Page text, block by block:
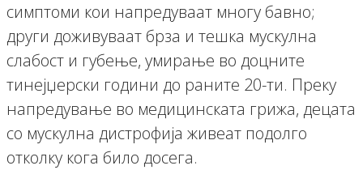
симптоми кои напредуваат многу бавно;
други доживуваат брза и тешка мускулна
слабост и губење, умирање во доцните
тинејџерски години до раните 20-ти. Преку
напредување во медицинската грижа, децата
со мускулна дистрофија живеат подолго
отколку кога било досега.